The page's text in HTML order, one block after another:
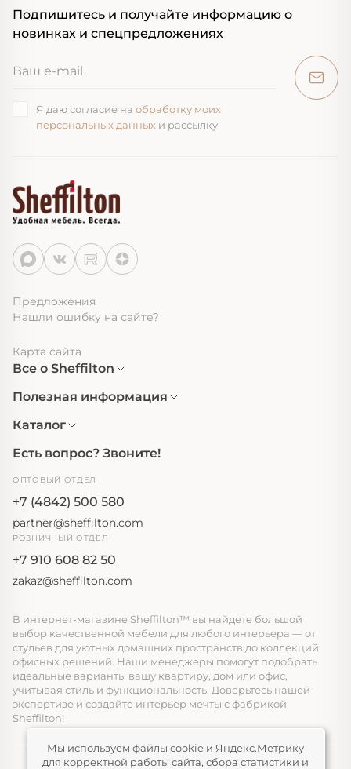
Подпишитесь и получайте информацию о
новинках и спецпредложениях
Я даю согласие на обработку моих
персональных данных и рассылку
Предложения
Нашли ошибку на сайте?
Карта сайта
Все о Sheffilton
Полезная информация
Каталог
Есть вопрос? Звоните!
ОПТОВЫЙ ОТДЕЛ
+7 (4842) 500 580
partner@sheffilton.com
РОЗНИЧНЫЙ ОТДЕЛ
+7 910 608 82 50
zakaz@sheffilton.com
В интернет-магазине Sheffilton™ вы найдете большой
выбор качественной мебели для любого интерьера — от
стульев для уютных домашних пространств до коллекций
офисных решений. Наши менеджеры помогут подобрать
идеальные варианты вашу квартиру, дом или офис,
учитывая стиль и функциональность. Доверьтесь нашей
экспертизе и создайте интерьер мечты с фабрикой
Sheffilton!
Мы используем файлы cookie и Яндекс.Метрику
для корректной работы сайта, сбора статистики и